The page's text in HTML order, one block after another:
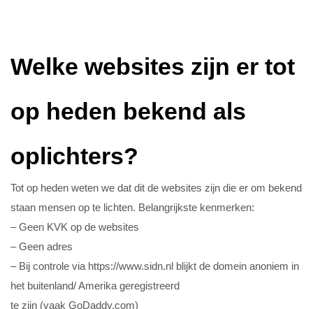
Welke websites zijn er tot
op heden bekend als
oplichters?
Tot op heden weten we dat dit de websites zijn die er om bekend
staan mensen op te lichten. Belangrijkste kenmerken:
– Geen KVK op de websites
– Geen adres
– Bij controle via https://www.sidn.nl blijkt de domein anoniem in
het buitenland/ Amerika geregistreerd
te zijn (vaak GoDaddy.com)